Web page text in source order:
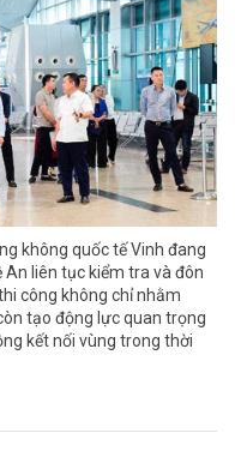
không quốc tế Vinh đang
liên tục kiểm tra và đôn
công không chỉ nhằm
tạo động lực quan trọng
kết nối vùng trong thời